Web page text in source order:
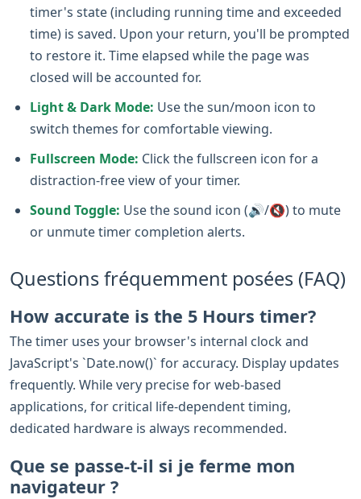
timer's state (including running time and exceeded
time) is saved. Upon your return, you'll be prompted
to restore it. Time elapsed while the page was
closed will be accounted for.
Light & Dark Mode: Use the sun/moon icon to
switch themes for comfortable viewing.
Fullscreen Mode: Click the fullscreen icon for a
distraction-free view of your timer.
Sound Toggle: Use the sound icon (🔊/🔇) to mute
or unmute timer completion alerts.
Questions fréquemment posées (FAQ)
How accurate is the 5 Hours timer?
The timer uses your browser's internal clock and
JavaScript's `Date.now()` for accuracy. Display updates
frequently. While very precise for web-based
applications, for critical life-dependent timing,
dedicated hardware is always recommended.
Que se passe-t-il si je ferme mon
navigateur ?